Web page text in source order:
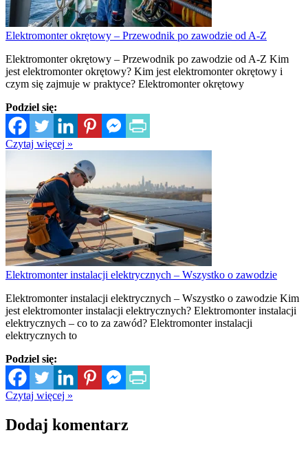
Elektromonter okrętowy – Przewodnik po zawodzie od A-Z
Elektromonter okrętowy – Przewodnik po zawodzie od A-Z Kim
jest elektromonter okrętowy? Kim jest elektromonter okrętowy i
czym się zajmuje w praktyce? Elektromonter okrętowy
Podziel się:
Czytaj więcej »
Elektromonter instalacji elektrycznych – Wszystko o zawodzie
Elektromonter instalacji elektrycznych – Wszystko o zawodzie Kim
jest elektromonter instalacji elektrycznych? Elektromonter instalacji
elektrycznych – co to za zawód? Elektromonter instalacji
elektrycznych to
Podziel się:
Czytaj więcej »
Dodaj komentarz